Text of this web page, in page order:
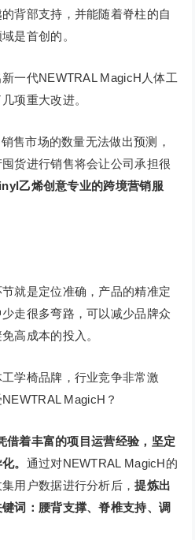
背部支持，并能随着脊柱的自
是首创的。
一代NEWTRAL MagicH人体工
项重大改进。
售市场的数量无法做出预测，
货进行销售将会让公司承担很
乙烯创意专业的跨境营销服
就是定位准确，产品的精准定
走很多弯路，可以减少品牌众
高成本的投入。
学椅品牌，行业竞争非常激
MagicH？
着丰富的项目运营经验， 坚定
。 通过对NEWTRAL MagicH的
用户数据进行分析后，提炼出
词：腰背支撑、脊椎支持、调